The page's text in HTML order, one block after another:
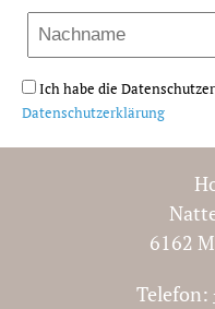
Ich habe die
Datenschutzerklärung
6162
Telefon: